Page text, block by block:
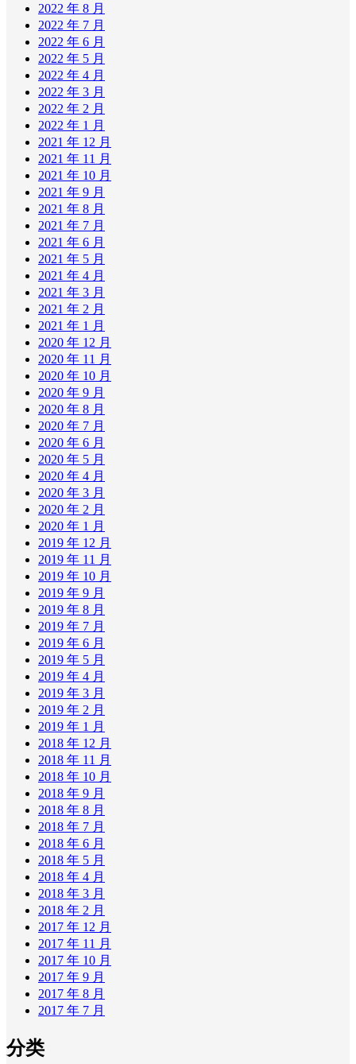
2022 年 8 月
2022 年 7 月
2022 年 6 月
2022 年 5 月
2022 年 4 月
2022 年 3 月
2022 年 2 月
2022 年 1 月
2021 年 12 月
2021 年 11 月
2021 年 10 月
2021 年 9 月
2021 年 8 月
2021 年 7 月
2021 年 6 月
2021 年 5 月
2021 年 4 月
2021 年 3 月
2021 年 2 月
2021 年 1 月
2020 年 12 月
2020 年 11 月
2020 年 10 月
2020 年 9 月
2020 年 8 月
2020 年 7 月
2020 年 6 月
2020 年 5 月
2020 年 4 月
2020 年 3 月
2020 年 2 月
2020 年 1 月
2019 年 12 月
2019 年 11 月
2019 年 10 月
2019 年 9 月
2019 年 8 月
2019 年 7 月
2019 年 6 月
2019 年 5 月
2019 年 4 月
2019 年 3 月
2019 年 2 月
2019 年 1 月
2018 年 12 月
2018 年 11 月
2018 年 10 月
2018 年 9 月
2018 年 8 月
2018 年 7 月
2018 年 6 月
2018 年 5 月
2018 年 4 月
2018 年 3 月
2018 年 2 月
2017 年 12 月
2017 年 11 月
2017 年 10 月
2017 年 9 月
2017 年 8 月
2017 年 7 月
分类